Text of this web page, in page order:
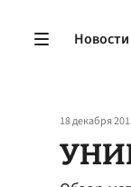
Новости
18 декабря